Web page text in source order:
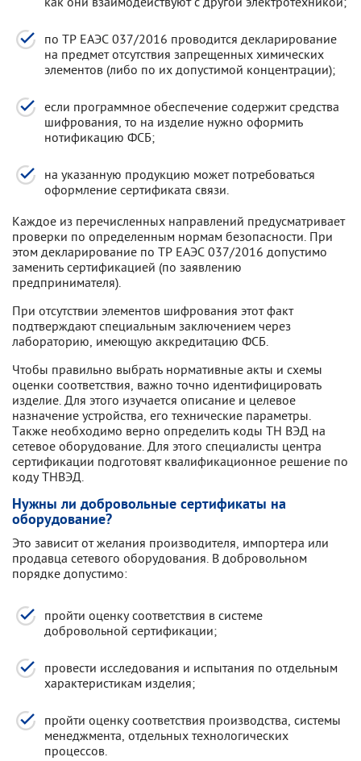
по ТР ЕАЭС 037/2016 проводится декларирование
на предмет отсутствия запрещенных химических
элементов (либо по их допустимой концентрации);
если программное обеспечение содержит средства
шифрования, то на изделие нужно оформить
нотификацию ФСБ;
на указанную продукцию может потребоваться
оформление сертификата связи.
Каждое из перечисленных направлений предусматривает
проверки по определенным нормам безопасности. При
этом декларирование по ТР ЕАЭС 037/2016 допустимо
заменить сертификацией (по заявлению
предпринимателя).
При отсутствии элементов шифрования этот факт
подтверждают специальным заключением через
лабораторию, имеющую аккредитацию ФСБ.
Чтобы правильно выбрать нормативные акты и схемы
оценки соответствия, важно точно идентифицировать
изделие. Для этого изучается описание и целевое
назначение устройства, его технические параметры.
Также необходимо верно определить коды ТН ВЭД на
сетевое оборудование. Для этого специалисты центра
сертификации подготовят квалификационное решение по
коду ТНВЭД.
Нужны ли добровольные сертификаты на
оборудование?
Это зависит от желания производителя, импортера или
продавца сетевого оборудования. В добровольном
порядке допустимо:
пройти оценку соответствия в системе
добровольной сертификации;
провести исследования и испытания по отдельным
характеристикам изделия;
пройти оценку соответствия производства, системы
менеджмента, отдельных технологических
процессов.